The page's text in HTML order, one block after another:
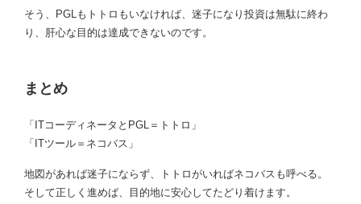
そう、PGLもトトロもいなければ、迷子になり投資は無駄に終わ
り、肝心な目的は達成できないのです。
まとめ
「ITコーディネータとPGL＝トトロ」
「ITツール＝ネコバス」
地図があれば迷子にならず、トトロがいればネコバスも呼べる。
そして正しく進めば、目的地に安心してたどり着けます。